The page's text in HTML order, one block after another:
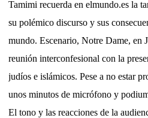
Tamimi recuerda en elmundo.es la
su polémico discurso y sus
mundo. Escenario, Notre Dame, en
reunión interconfesional con la
judíos e islámicos. Pese a no estar
unos minutos de micrófono y
El tono y las reacciones de la